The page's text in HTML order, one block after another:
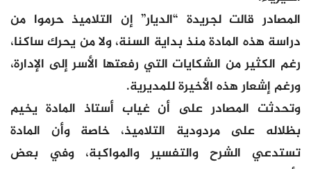
المصادر قالت لجريدة “الديار” إن التلاميذ حرموا من
دراسة هذه المادة منذ بداية السنة، ولا من يحرك ساكنا،
رغم الكثير من الشكايات التي رفعتها الأسر إلى الإدارة،
ورغم إشعار هذه الأخيرة للمديرية.
وتحدثت المصادر على أن غياب أستاذ المادة يخيم
بظلاله على مردودية التلاميذ، خاصة وأن المادة
تستدعي الشرح والتفسير والمواكبة، وفي بعض